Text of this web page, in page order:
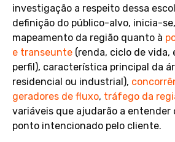
investigação a respeito dessa
definição do público-alvo, inicia-
mapeamento da região quanto à
e transeunte (renda, ciclo de vida,
perfil), característica principal da
residencial ou industrial),
geradores de fluxo, tráfego da
variáveis que ajudarão a entender
ponto intencionado pelo cliente.